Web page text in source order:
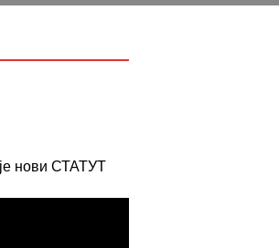
Павлос Мелас у Грчкој, логора у Норвешкој
нови СТАТУТ